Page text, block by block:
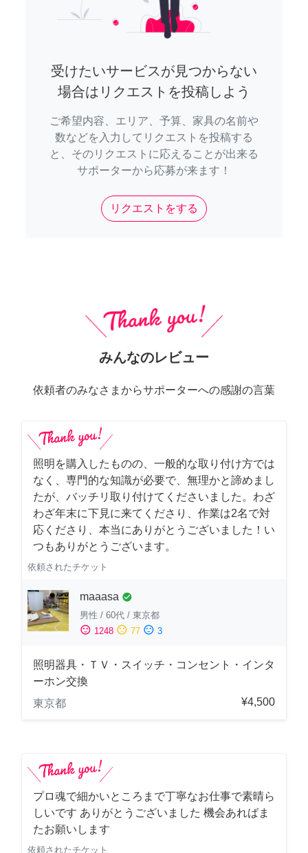
受けたいサービスが見つからない
場合はリクエストを投稿しよう
ご希望内容、エリア、予算、家具の名前や
数などを入力してリクエストを投稿する
と、そのリクエストに応えることが出来る
サポーターから応募が来ます！
リクエストをする
みんなのレビュー
依頼者のみなさまからサポーターへの感謝の言葉
照明を購入したものの、一般的な取り付け方では
なく、専門的な知識が必要で、無理かと諦めまし
たが、バッチリ取り付けてくださいました。わざ
わざ年末に下見に来てくださり、作業は2名で対
応くださり、本当にありがとうございました！い
つもありがとうございます。
依頼されたチケット
maaasa check_circle
男性 / 60代 / 東京都
sentiment_satisfied 1248 sentiment_neutral 77 sentiment_dissatisfied 3
照明器具・ＴＶ・スイッチ・コンセント・インタ
ーホン交換
東京都
¥4,500
プロ魂で細かいところまで丁寧なお仕事で素晴ら
しいです ありがとうございました 機会あればま
たお願いします
依頼されたチケット